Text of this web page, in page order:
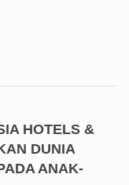
HOTELS &
DUNIA
ANAK-